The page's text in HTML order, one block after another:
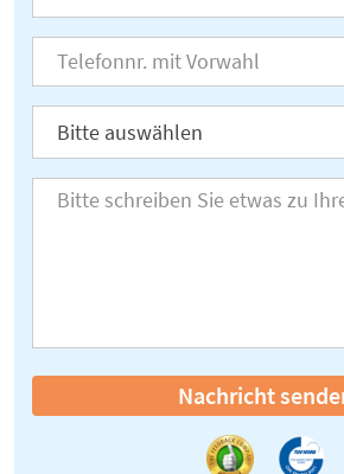
Nachricht